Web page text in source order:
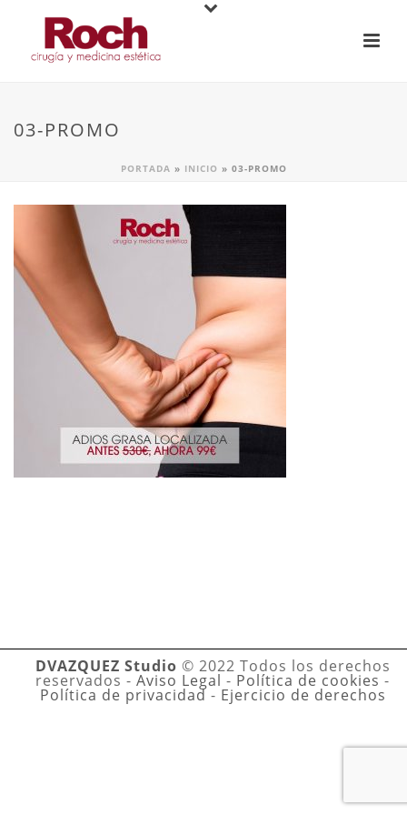
03-PROMO
PORTADA » INICIO » 03-PROMO
DVAZQUEZ Studio © 2022 Todos los derechos
reservados - Aviso Legal - Política de cookies -
Política de privacidad- Ejercicio de derechos